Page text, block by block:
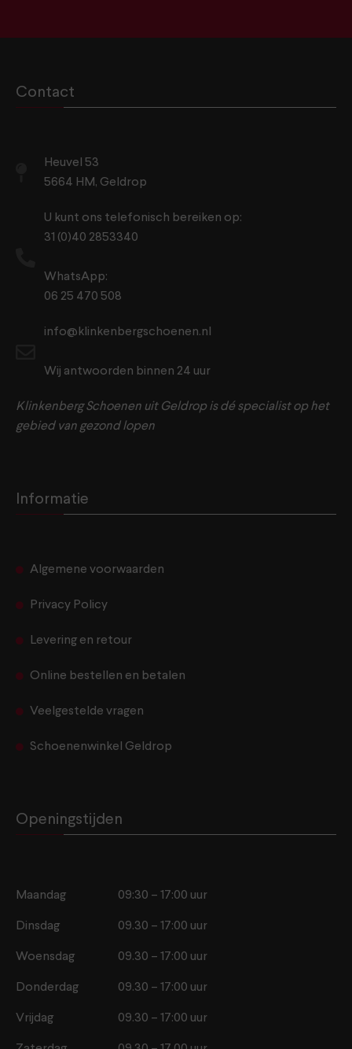
Contact
Heuvel 53
5664 HM, Geldrop
U kunt ons telefonisch bereiken op:
31 (0)40 2853340
WhatsApp:
06 25 470 508
info@klinkenbergschoenen.nl
Wij antwoorden binnen 24 uur
Klinkenberg Schoenen uit Geldrop is dé specialist op het
gebied van gezond lopen
Informatie
Algemene voorwaarden
Privacy Policy
Levering en retour
Online bestellen en betalen
Veelgestelde vragen
Schoenenwinkel Geldrop
Openingstijden
Maandag 09:30 – 17:00 uur
Dinsdag 09.30 – 17:00 uur
Woensdag 09.30 – 17:00 uur
Donderdag 09.30 – 17:00 uur
Vrijdag 09.30 – 17:00 uur